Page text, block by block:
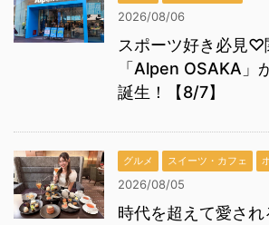
2026/08/06
スポーツ好き必見♡
「Alpen OSAKA」
誕生！【8/7】
グルメ スイーツ・カフェ
2026/08/05
時代を超えて愛さ